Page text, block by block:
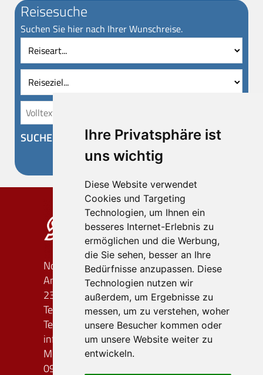
Ihre Privatsphäre ist
uns wichtig
Diese Website verwendet
Cookies und Targeting
Technologien, um Ihnen ein
besseres Internet-Erlebnis zu
ermöglichen und die Werbung,
die Sie sehen, besser an Ihre
Bedürfnisse anzupassen. Diese
Technologien nutzen wir
außerdem, um Ergebnisse zu
messen, um zu verstehen, woher
unsere Besucher kommen oder
um unsere Website weiter zu
entwickeln.
Reisesuche
Suchen Sie hier nach Ihrer Wunschreise.
Reiseart
SUCHEN
Nordland-Reiseagentur OHG
An der Bäderstraße 58/60
23701 Süsel
Telefon: (0 45 24) 7 45 48
Telefax: (0 45 24) 7 03 05 68
info
nordland-reiseagentur.de
Montag - Freitag
09.00 - 12.00 Uhr / 14.00 - 17.00 Uhr